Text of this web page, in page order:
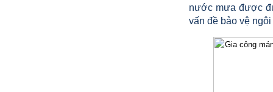
nước mưa được
vấn đề bảo vệ